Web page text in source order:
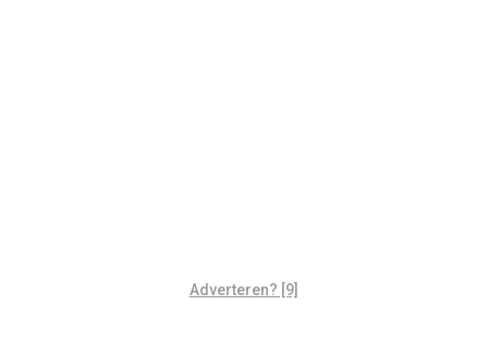
Adverteren? [9]